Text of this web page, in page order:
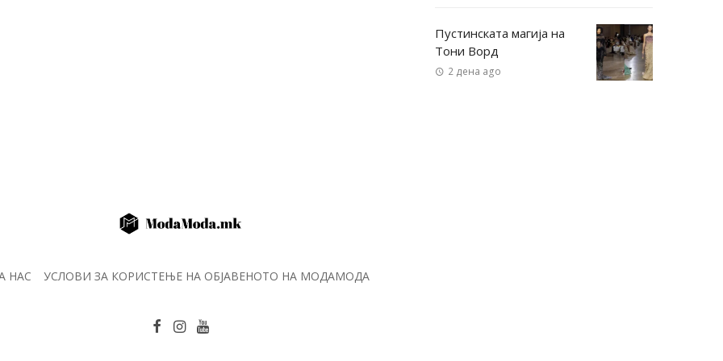
Пустинската магија на
Тони Ворд
2 дена ago
НАС УСЛОВИ ЗА КОРИСТЕЊЕ НА ОБЈАВЕНОТО НА МОДАМОДА